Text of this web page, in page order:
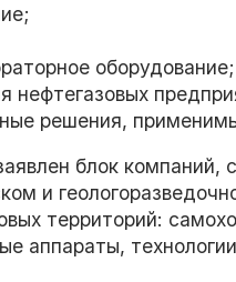
оборудование;
решения,
блок
и
территорий:
аппараты,